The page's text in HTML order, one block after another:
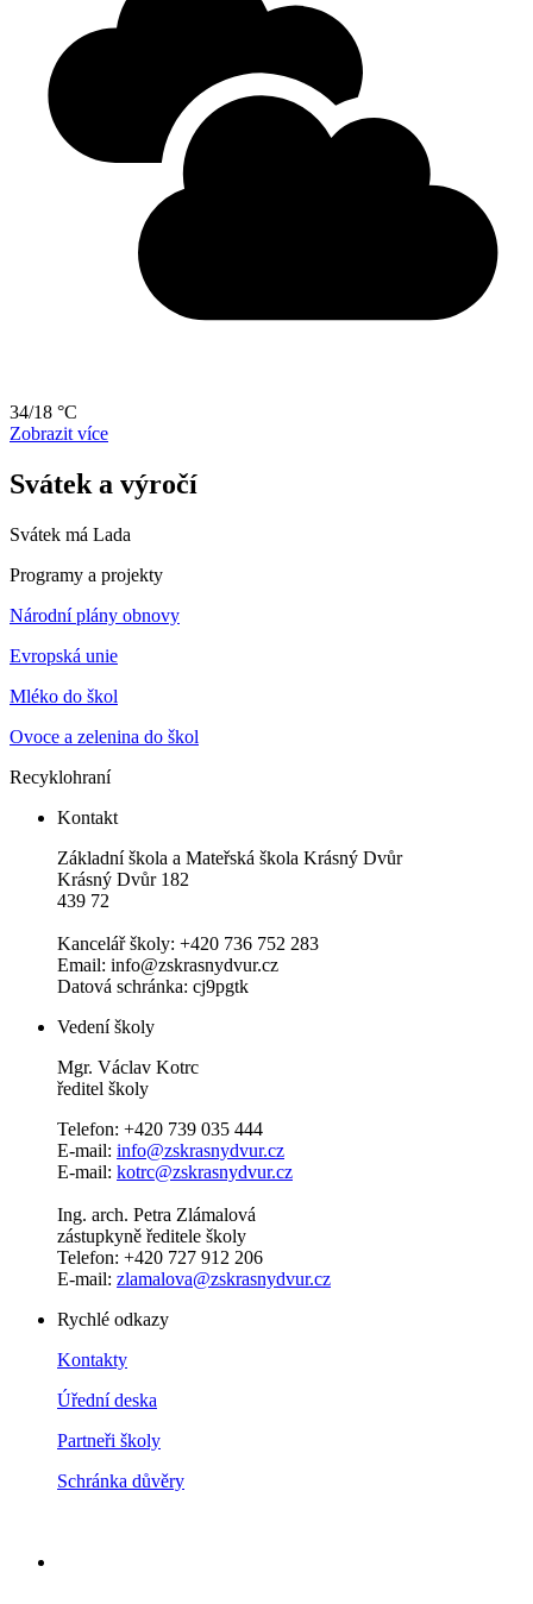
34/18 °C
Zobrazit více
Svátek a výročí
Svátek má Lada
Programy a projekty
Národní plány obnovy
Evropská unie
Mléko do škol
Ovoce a zelenina do škol
Recyklohraní
Kontakt
Základní škola a Mateřská škola Krásný Dvůr
Krásný Dvůr 182
439 72
Kancelář školy: +420 736 752 283
Email: info@zskrasnydvur.cz
Datová schránka: cj9pgtk
Vedení školy
Mgr. Václav Kotrc
ředitel školy
Telefon: +420 739 035 444
E-mail: info@zskrasnydvur.cz
E-mail: kotrc@zskrasnydvur.cz
Ing. arch. Petra Zlámalová
zástupkyně ředitele školy
Telefon: +420 727 912 206
E-mail: zlamalova@zskrasnydvur.cz
Rychlé odkazy
Kontakty
Úřední deska
Partneři školy
Schránka důvěry